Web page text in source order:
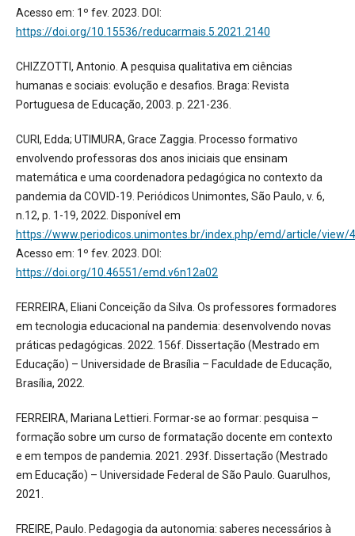
Acesso em: 1º fev. 2023. DOI:
https://doi.org/10.15536/reducarmais.5.2021.2140
CHIZZOTTI, Antonio. A pesquisa qualitativa em ciências
humanas e sociais: evolução e desafios. Braga: Revista
Portuguesa de Educação, 2003. p. 221-236.
CURI, Edda; UTIMURA, Grace Zaggia. Processo formativo
envolvendo professoras dos anos iniciais que ensinam
matemática e uma coordenadora pedagógica no contexto da
pandemia da COVID-19. Periódicos Unimontes, São Paulo, v. 6,
n.12, p. 1-19, 2022. Disponível em
https://www.periodicos.unimontes.br/index.php/emd/article/view/
Acesso em: 1º fev. 2023. DOI:
https://doi.org/10.46551/emd.v6n12a02
FERREIRA, Eliani Conceição da Silva. Os professores formadores
em tecnologia educacional na pandemia: desenvolvendo novas
práticas pedagógicas. 2022. 156f. Dissertação (Mestrado em
Educação) – Universidade de Brasília – Faculdade de Educação,
Brasília, 2022.
FERREIRA, Mariana Lettieri. Formar-se ao formar: pesquisa –
formação sobre um curso de formatação docente em contexto
e em tempos de pandemia. 2021. 293f. Dissertação (Mestrado
em Educação) – Universidade Federal de São Paulo. Guarulhos,
2021.
FREIRE, Paulo. Pedagogia da autonomia: saberes necessários à